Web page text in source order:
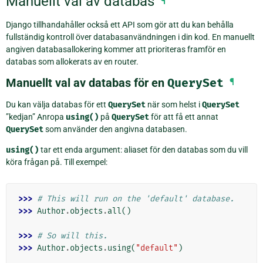
Django tillhandahåller också ett API som gör att du kan behålla
fullständig kontroll över databasanvändningen i din kod. En manuellt
angiven databasallokering kommer att prioriteras framför en
databas som allokerats av en router.
Manuellt val av databas för en QuerySet ¶
Du kan välja databas för ett QuerySet när som helst iQuerySet
”kedjan” Anropa using() på QuerySetför att få ett annat
QuerySetsom använder den angivna databasen.
using() tar ett enda argument: aliaset för den databas som du vill
köra frågan på. Till exempel:
>>> # This will run on the 'default' database.
>>> Author.objects .all()
>>> # So will this.
>>> Author.objects .using( "default" )